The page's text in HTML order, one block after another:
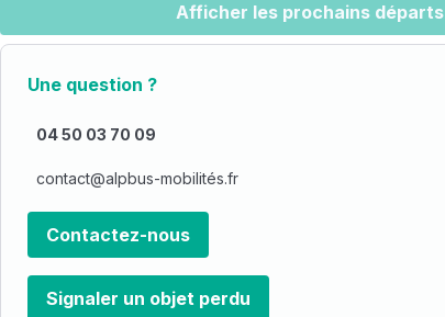
Afficher les prochains départs
Une question ?
04 50 03 70 09
contact@alpbus-mobilités.fr
Contactez-nous
Signaler un objet perdu